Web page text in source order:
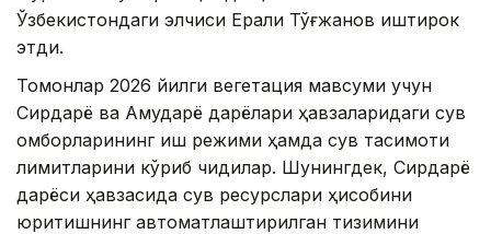
Ўзбекистондаги элчиси Ерали Тўғжанов иштирок
этди.
Томонлар 2026 йилги вегетация мавсуми учун
Сирдарё ва Амударё дарёлари ҳавзаларидаги сув
омборларининг иш режими ҳамда сув тақсимоти
лимитларини кўриб чиқдилар. Шунингдек, Сирдарё
дарёси ҳавзасида сув ресурслари ҳисобини
юритишнинг автоматлаштирилган тизимини